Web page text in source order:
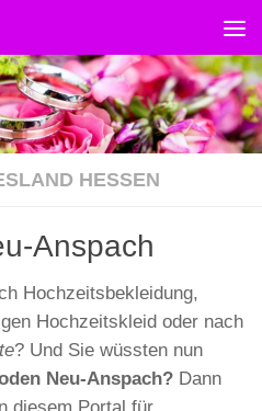
HESSEN
Anspach
Hochzeitsbekleidung,
Hochzeitskleid oder nach
? Und Sie wüssten nun
Neu-Anspach? Dann